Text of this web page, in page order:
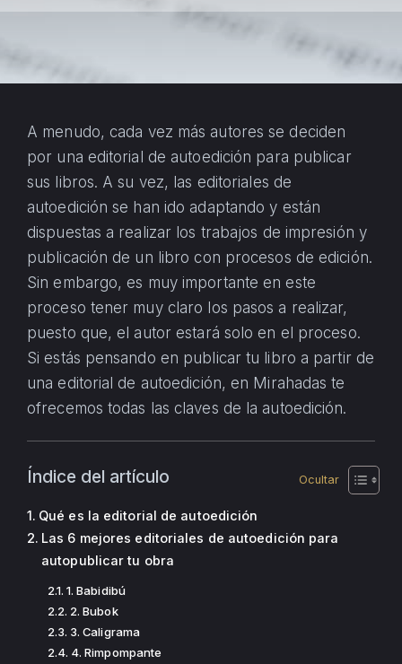
A menudo, cada vez más autores se deciden
por una editorial de autoedición para publicar
sus libros. A su vez, las editoriales de
autoedición se han ido adaptando y están
dispuestas a realizar los trabajos de impresión y
publicación de un libro con procesos de edición.
Sin embargo, es muy importante en este
proceso tener muy claro los pasos a realizar,
puesto que, el autor estará solo en el proceso.
Si estás pensando en publicar tu libro a partir de
una editorial de autoedición, en Mirahadas te
ofrecemos todas las claves de la autoedición.
Índice del artículo
Qué es la editorial de autoedición
Las 6 mejores editoriales de autoedición para
autopublicar tu obra
1. Babidibú
2. Bubok
3. Caligrama
4. Rimpompante